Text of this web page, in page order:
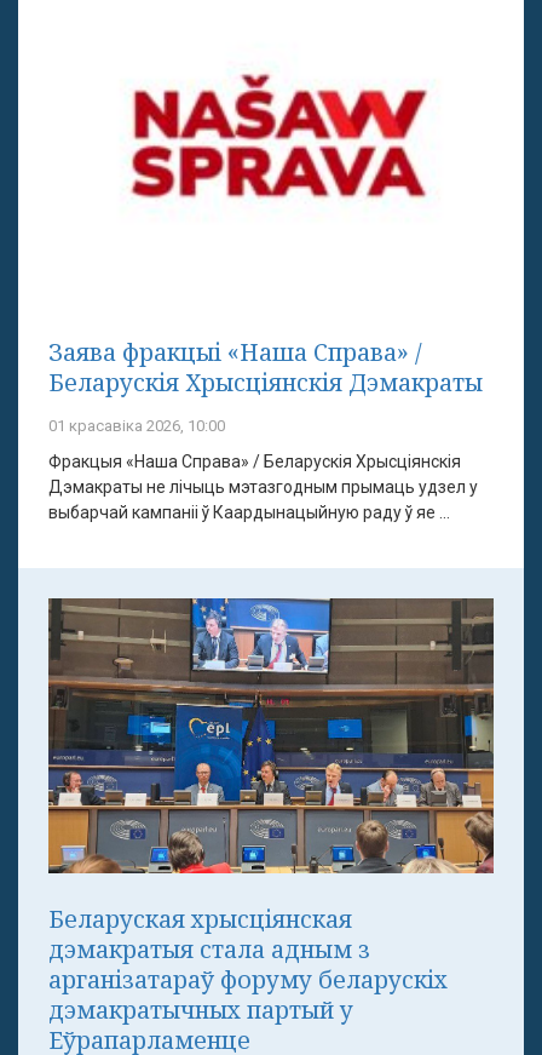
Заява фракцыі «Наша Справа» /
Беларускія Хрысціянскія Дэмакраты
01 красавіка 2026, 10:00
Фракцыя «Наша Справа» / Беларускія Хрысціянскія
Дэмакраты не лічыць мэтазгодным прымаць удзел у
выбарчай кампаніі ў Каардынацыйную раду ў яе ...
Беларуская хрысціянская
дэмакратыя стала адным з
арганізатараў форуму беларускіх
дэмакратычных партый у
Еўрапарламенце